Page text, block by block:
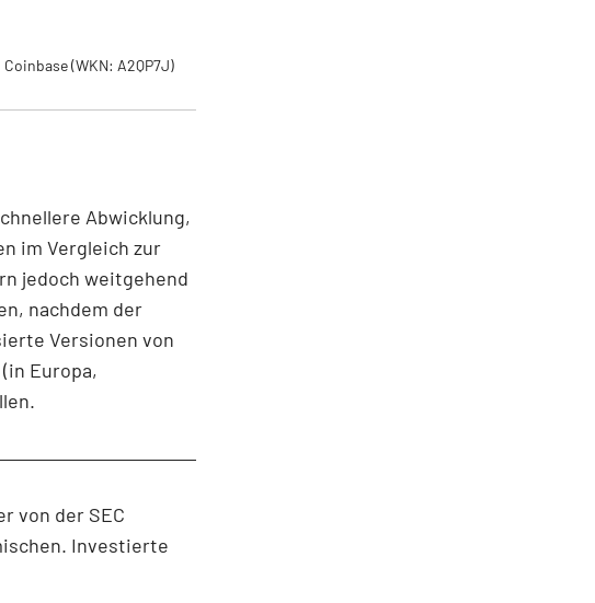
Coinbase(WKN: A2QP7J)
Abwicklung,
im Vergleich zur
jedoch weitgehend
nachdem der
Versionen von
Europa,
von der SEC
Investierte